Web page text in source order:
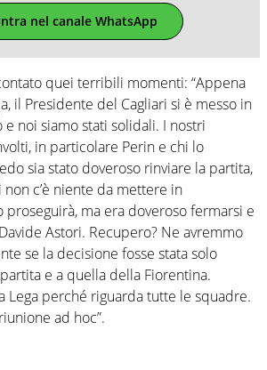
nel canale WhatsApp
quei terribili momenti: “Appena
il Presidente del Cagliari si è messo in
e noi siamo stati solidali. I nostri
in particolare Perin e chi lo
sia stato doveroso rinviare la partita,
c’è niente da mettere in
proseguirà, ma era doveroso fermarsi e
Astori. Recupero? Ne avremmo
se la decisione fosse stata solo
e a quella della Fiorentina.
Lega perché riguarda tutte le squadre.
ad hoc”.